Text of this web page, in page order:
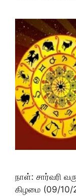
நாள்: சார்வரி
கிழமை (09/10/